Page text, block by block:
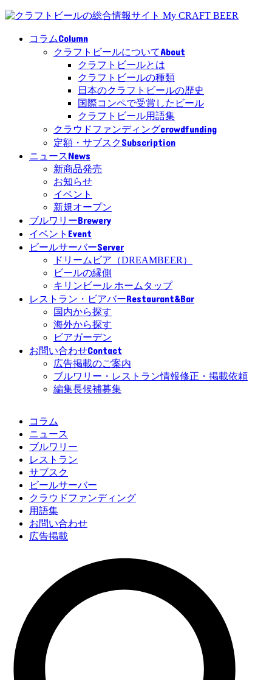
コラムColumn
クラフトビールについてAbout
クラフトビールとは
クラフトビールの種類
日本のクラフトビールの歴史
国際コンペで受賞したビール
クラフトビール用語集
クラウドファンディングcrowdfunding
定額・サブスクSubscription
ニュースNews
新商品発売
お知らせ
イベント
新規オープン
ブルワリーBrewery
イベント Event
ビールサーバーServer
ドリームビア（DREAMBEER）
ビールの縁側
キリンビール ホームタップ
レストラン・ビアバーRestaurant&Bar
国内から探す
海外から探す
ビアガーデン
お問い合わせContact
広告掲載のご案内
ブルワリー・レストラン情報修正・掲載依頼
編集長候補募集
コラム
ニュース
ブルワリー
レストラン
サブスク
ビールサーバー
クラウドファンディング
用語集
お問い合わせ
広告掲載